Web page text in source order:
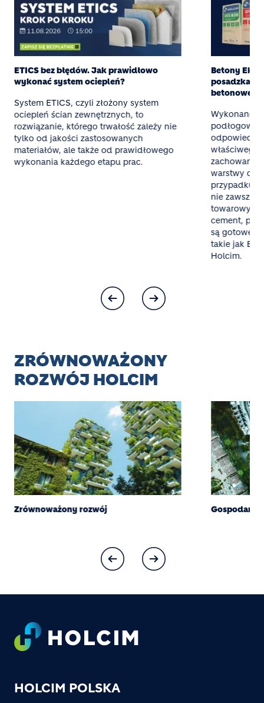
ETICS bez błędów. Jak prawidłowo
wykonać system ociepleń?
System ETICS, czyli złożony system
ociepleń ścian zewnętrznych, to
rozwiązanie, którego trwałość zależy nie
tylko od jakości zastosowanych
materiałów, ale także od prawidłowego
wykonania każdego etapu prac.
Betony
posadzka z
betonowej
Wykonanie
właściwego
zachowania
warstwy
przypadku
nie zawsze
towarowy
cement,
są gotowe
takie jak
Holcim.
ZRÓWNOWAŻONY
ROZWÓJ HOLCIM
Zrównoważony rozwój Gospodarka
Footer
HOLCIM POLSKA